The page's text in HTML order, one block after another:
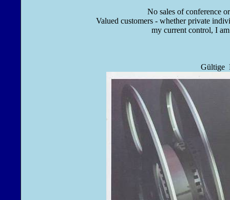
No sales of conference or event
Valued customers - whether private
my current control, I
Gültige Briefmarken